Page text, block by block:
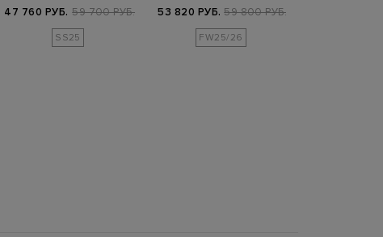
47 760 РУБ. 59 700 РУБ.
SS25
53 820 РУБ. 59 800 РУБ.
FW25/26